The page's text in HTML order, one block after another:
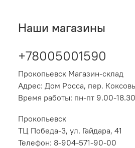
Наши магазины
+78005001590
Прокопьевск Магазин-склад
Адрес: Дом Росса, пер.
Время работы: пн-пт 9.00-
Прокопьевск
ТЦ Победа-3, ул. Гайдара, 41
Телефон: 8-904-571-90-00